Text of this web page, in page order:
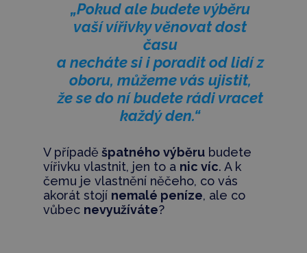
„Pokud ale budete výběru
vaší vířivky věnovat dost
času
a necháte si i poradit od lidí z
oboru, můžeme vás ujistit,
že se do ní budete rádi vracet
každý den.“
V případě špatného výběrubudete
vířivku vlastnit, jen to a nic víc. A k
čemu je vlastnění něčeho, co vás
akorát stojí nemalé peníze, ale co
vůbec nevyužíváte?